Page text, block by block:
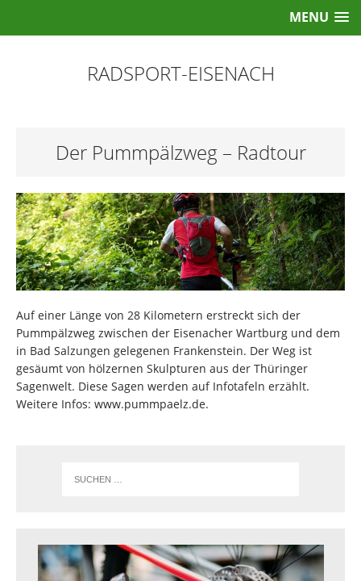
MENU
RADSPORT-EISENACH
Der Pummpälzweg – Radtour
Auf einer Länge von 28 Kilometern erstreckt sich der
Pummpälzweg zwischen der Eisenacher Wartburg und dem
in Bad Salzungen gelegenen Frankenstein. Der Weg ist
gesäumt von hölzernen Skulpturen aus der Thüringer
Sagenwelt. Diese Sagen werden auf Infotafeln erzählt.
Weitere Infos: www.pummpaelz.de.